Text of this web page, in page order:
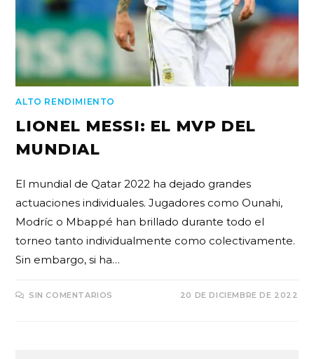
ALTO RENDIMIENTO
LIONEL MESSI: EL MVP DEL
MUNDIAL
El mundial de Qatar 2022 ha dejado grandes
actuaciones individuales. Jugadores como Ounahi,
Modríc o Mbappé han brillado durante todo el
torneo tanto individualmente como colectivamente.
Sin embargo, si ha…
SIN COMENTARIOS 20 DE DICIEMBRE DE 2022